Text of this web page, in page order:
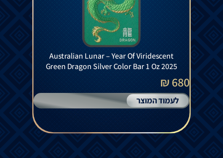
Australian Lunar – Year Of Viridescent
Green Dragon Silver Color Bar 1 Oz 2025
680 ₪
לעמוד המוצר